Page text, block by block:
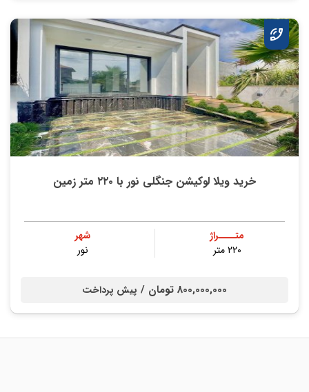
خرید ویلا لوکیشن جنگلی نور با ۲۲۰ متر زمین
متــــراژ
۲۲۰ متر
شهر
نور
800,000,000 تومان / پیش پرداخت